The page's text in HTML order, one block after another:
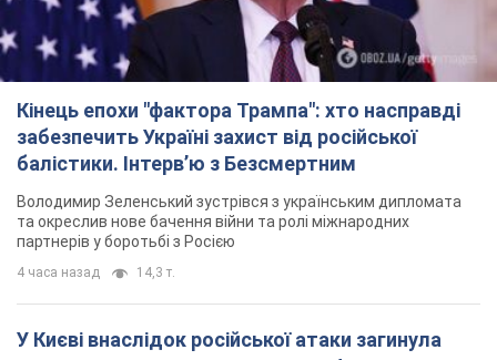
Кінець епохи "фактора Трампа": хто насправді
забезпечить Україні захист від російської
балістики. Інтерв’ю з Безсмертним
Володимир Зеленський зустрівся з українським дипломата
та окреслив нове бачення війни та ролі міжнародних
партнерів у боротьбі з Росією
4 часа назад 14,3 т.
У Києві внаслідок російської атаки загинула